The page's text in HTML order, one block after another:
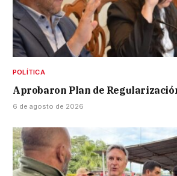
POLÍTICA
Aprobaron Plan de
6 de agosto de 2026